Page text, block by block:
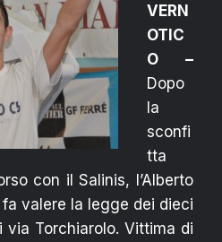
VERN
OTIC
O –
Dopo
la
sconfi
tta
con il Salinis, l’Alberto
valere la legge dei dieci
Torchiarolo. Vittima di